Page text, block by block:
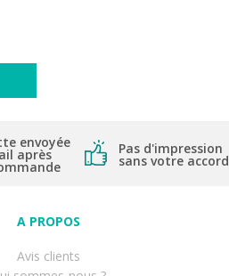
envoyée
après Pas d'impression
sans votre accord
A PROPOS
Avis clients